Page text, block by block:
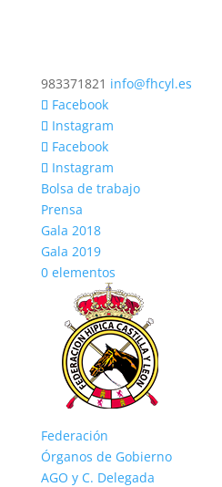
983371821 info@fhcyl.es
Facebook
Instagram
Facebook
Instagram
Bolsa de trabajo
Prensa
Gala 2018
Gala 2019
0 elementos
Federación
Órganos de Gobierno
AGO y C. Delegada